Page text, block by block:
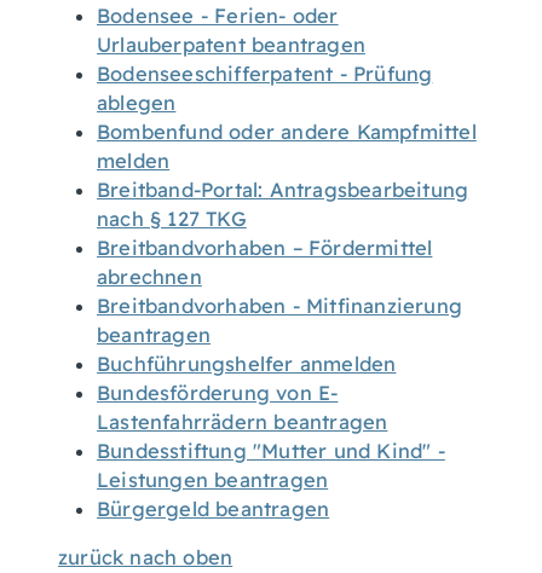
Bodensee - Ferien- oder
Urlauberpatent beantragen
Bodenseeschifferpatent - Prüfung
ablegen
Bombenfund oder andere Kampfmittel
melden
Breitband-Portal: Antragsbearbeitung
nach § 127 TKG
Breitbandvorhaben – Fördermittel
abrechnen
Breitbandvorhaben - Mitfinanzierung
beantragen
Buchführungshelfer anmelden
Bundesförderung von E-
Lastenfahrrädern beantragen
Bundesstiftung "Mutter und Kind" -
Leistungen beantragen
Bürgergeld beantragen
zurück nach oben